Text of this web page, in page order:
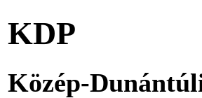
KDP
Közép-